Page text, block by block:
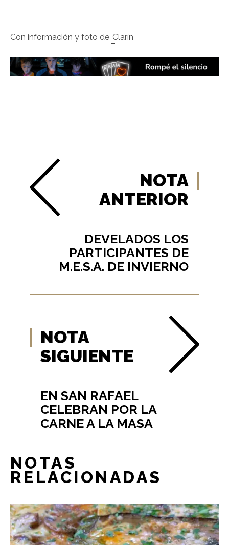
Con información y foto de Clarín
NOTA
ANTERIOR
DEVELADOS LOS
PARTICIPANTES DE
M.E.S.A. DE INVIERNO
NOTA
SIGUIENTE
EN SAN RAFAEL
CELEBRAN POR LA
CARNE A LA MASA
NOTAS
RELACIONADAS